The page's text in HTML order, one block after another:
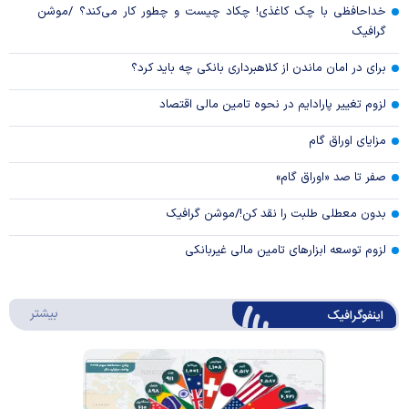
خداحافظی با چک کاغذی! چکاد چیست و چطور کار می‌کند؟ /موشن
گرافیک
برای در امان ماندن از کلاهبرداری بانکی چه باید کرد؟
لزوم تغییر پارادایم در نحوه تامین مالی اقتصاد
مزایای اوراق گام
صفر تا صد «اوراق گام»
بدون معطلی طلبت را نقد کن!/موشن گرافیک
لزوم توسعه ابزارهای تامین مالی غیربانکی
اینفوگرافیک بیشتر